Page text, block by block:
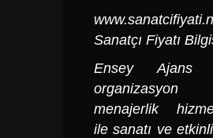
Sanatçı Fiyatı
Ensey Ajans
menajerlik
ile sanatı ve